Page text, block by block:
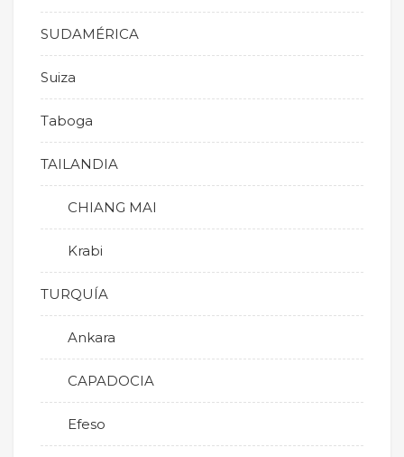
SUDAMÉRICA
Suiza
Taboga
TAILANDIA
CHIANG MAI
Krabi
TURQUÍA
Ankara
CAPADOCIA
Efeso